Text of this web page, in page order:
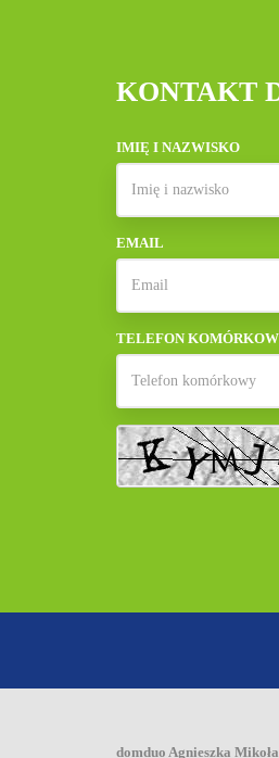
KONTAKT
IMIĘ I NAZWISKO
EMAIL
TELEFON
domduo Agnieszka